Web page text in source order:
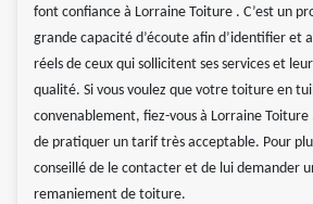
font confiance à Lorraine Toiture . C’est un
grande capacité d’écoute afin d’identifier et
réels de ceux qui sollicitent ses services et
qualité. Si vous voulez que votre toiture en
convenablement, fiez-vous à Lorraine
de pratiquer un tarif très acceptable. Pour
conseillé de le contacter et de lui demander
remaniement de toiture.